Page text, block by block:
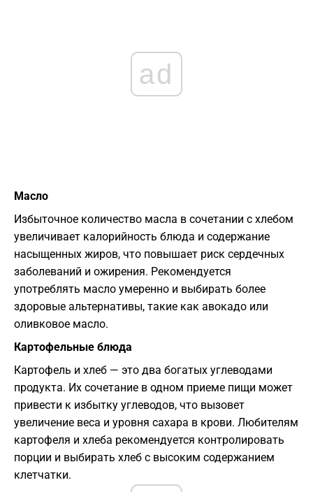
ad
Масло
Избыточное количество масла в сочетании с хлебом
увеличивает калорийность блюда и содержание
насыщенных жиров, что повышает риск сердечных
заболеваний и ожирения. Рекомендуется
употреблять масло умеренно и выбирать более
здоровые альтернативы, такие как авокадо или
оливковое масло.
Картофельные блюда
Картофель и хлеб — это два богатых углеводами
продукта. Их сочетание в одном приеме пищи может
привести к избытку углеводов, что вызовет
увеличение веса и уровня сахара в крови. Любителям
картофеля и хлеба рекомендуется контролировать
порции и выбирать хлеб с высоким содержанием
клетчатки.